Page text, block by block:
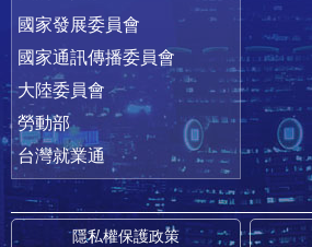
國家發展委員會
國家通訊傳播委員會
大陸委員會
勞動部
台灣就業通
隱私權保護政策